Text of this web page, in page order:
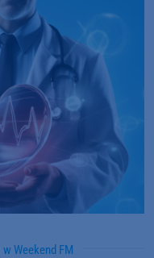
w Weekend FM